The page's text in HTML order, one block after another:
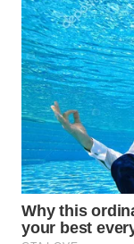
Wahana
Media
Group
WAHANA
NEWS
WAHANA
TANI
WAHANA
ADVOKAT